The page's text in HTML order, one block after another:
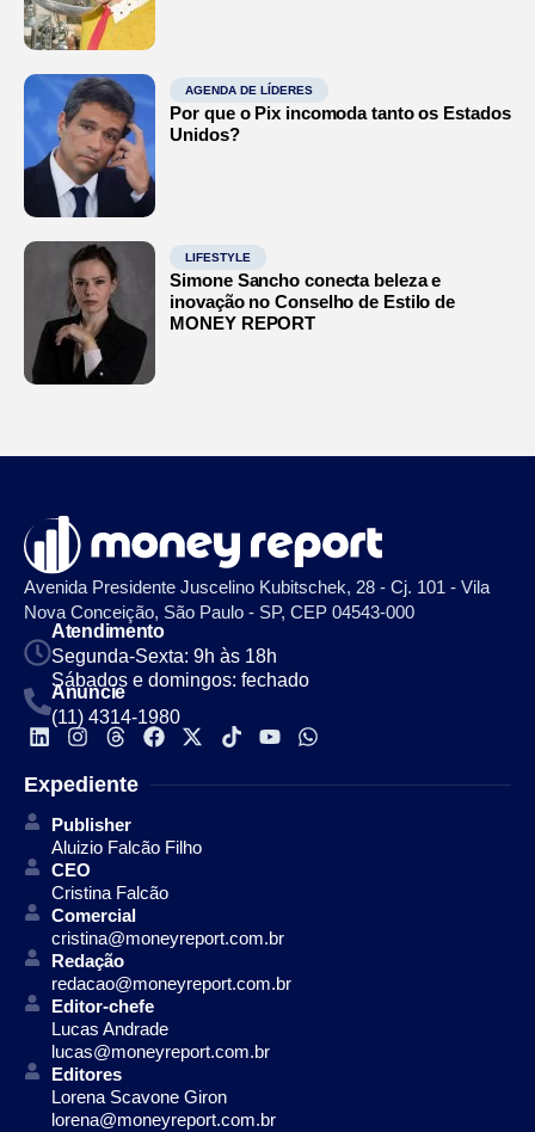
AGENDA DE LÍDERES
Por que o Pix incomoda tanto os Estados
Unidos?
LIFESTYLE
Simone Sancho conecta beleza e
inovação no Conselho de Estilo de
MONEY REPORT
Avenida Presidente Juscelino Kubitschek, 28 - Cj. 101 - Vila
Nova Conceição, São Paulo - SP, CEP 04543-000
Atendimento
Segunda-Sexta: 9h às 18h
Sábados e domingos: fechado
Anuncie
(11) 4314-1980
Expediente
Publisher
Aluizio Falcão Filho
CEO
Cristina Falcão
Comercial
cristina@moneyreport.com.br
Redação
redacao@moneyreport.com.br
Editor-chefe
Lucas Andrade
lucas@moneyreport.com.br
Editores
Lorena Scavone Giron
lorena@moneyreport.com.br